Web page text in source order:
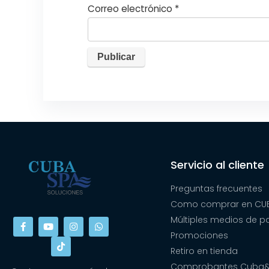
Correo electrónico *
Servicio al cliente
Preguntas frecuentes
Como comprar en
Múltiples medios de
Promociones
Retiro en tienda
Comprobantes